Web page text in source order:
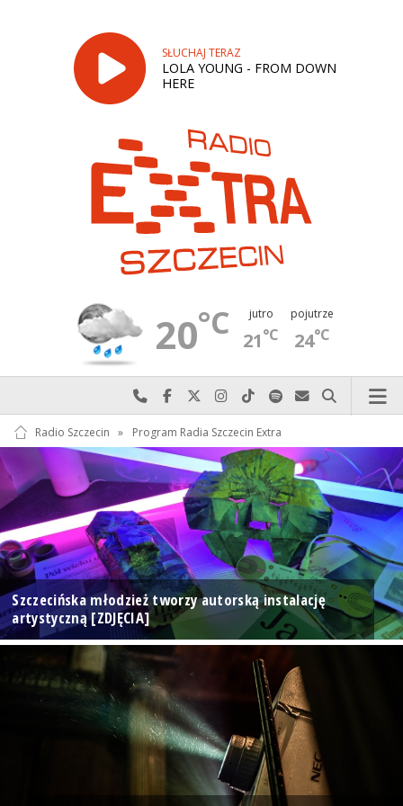
SŁUCHAJ TERAZ
LOLA YOUNG - FROM DOWN
HERE
20°C jutro
21°C
pojutrze
24°C
Najlepiej po prostu do nas zadzwoń
Odwiedź nas na Facebook-u
Odwiedź nas na X
Odwiedź nas na Instagram-ie
Odwiedź nas na TikTok-u
Szukaj nas na Spotify
Wyślij do nas
Szukaj
Radio Szczecin » Program Radia Szczecin Extra
Szczecińska młodzież tworzy autorską instalację
artystyczną [ZDJĘCIA]